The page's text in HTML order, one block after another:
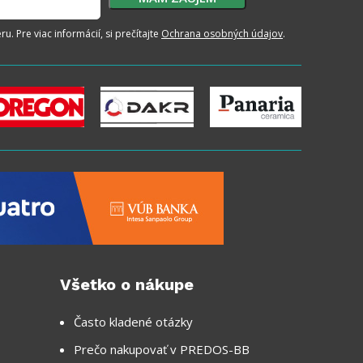
Pre viac informácií, si prečítajte Ochrana osobných údajov.
Všetko o nákupe
Často kladené otázky
Prečo nakupovať v PREDOS-BB